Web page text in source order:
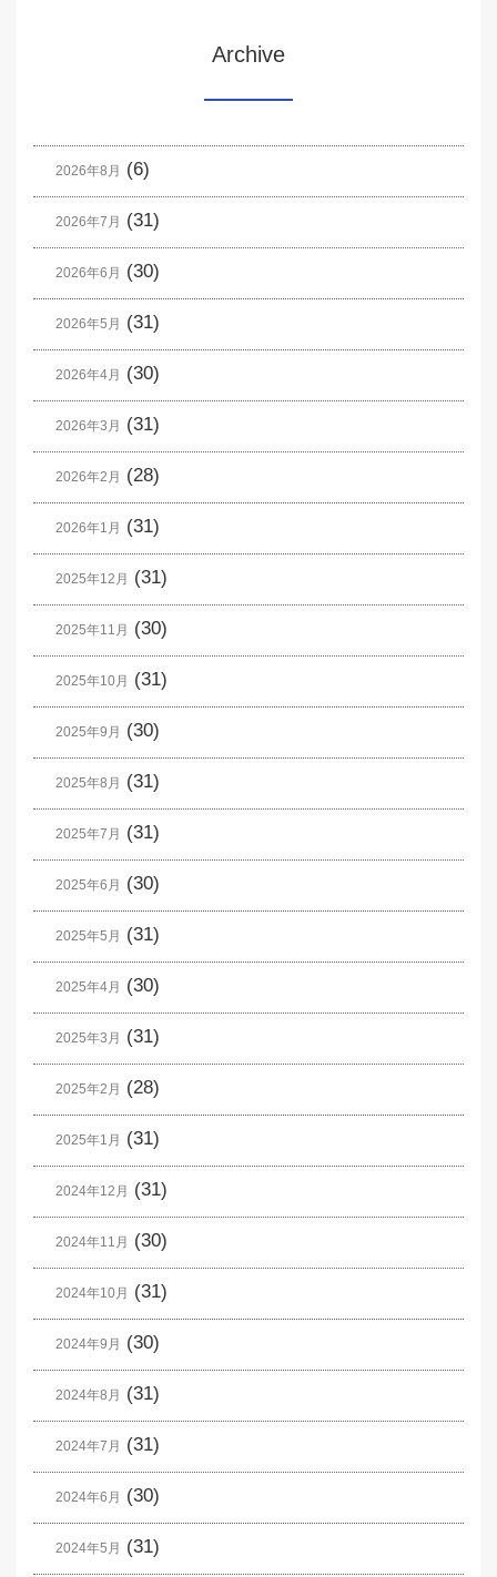
Archive
2026年8月 (6)
2026年7月 (31)
2026年6月 (30)
2026年5月 (31)
2026年4月 (30)
2026年3月 (31)
2026年2月 (28)
2026年1月 (31)
2025年12月 (31)
2025年11月 (30)
2025年10月 (31)
2025年9月 (30)
2025年8月 (31)
2025年7月 (31)
2025年6月 (30)
2025年5月 (31)
2025年4月 (30)
2025年3月 (31)
2025年2月 (28)
2025年1月 (31)
2024年12月 (31)
2024年11月 (30)
2024年10月 (31)
2024年9月 (30)
2024年8月 (31)
2024年7月 (31)
2024年6月 (30)
2024年5月 (31)